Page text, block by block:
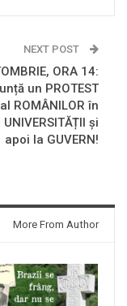
NEXT POST
ORA 14:
un PROTEST
ROMÂNILOR în
și
apoi la GUVERN!
More From Author